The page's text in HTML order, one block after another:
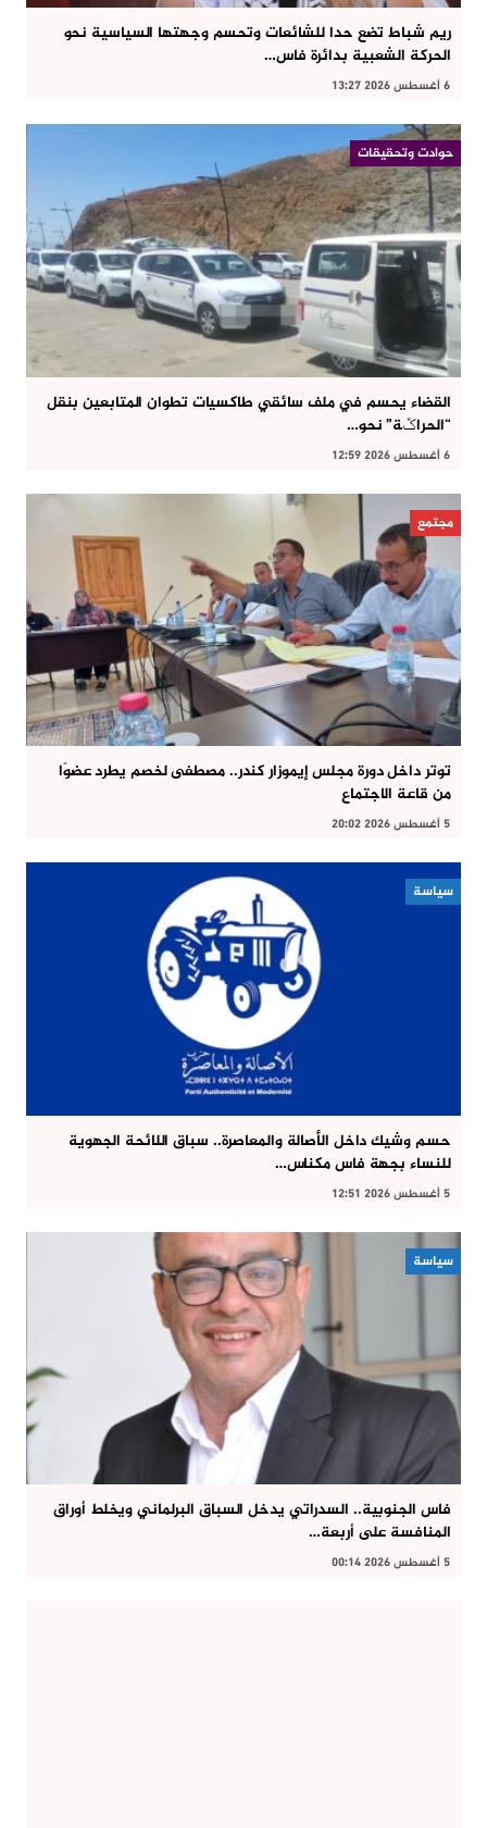
ريم شباط تضع حدا للشائعات وتحسم وجهتها السياسية نحو
الحركة الشعبية بدائرة فاس…
6 أغسطس 2026 13:27
حوادت وتحقيقات
القضاء يحسم في ملف سائقي طاكسيات تطوان المتابعين بنقل
“الحراݣة” نحو…
6 أغسطس 2026 12:59
مجتمع
توتر داخل دورة مجلس إيموزار كندر.. مصطفى لخصم يطرد عضوًا
من قاعة الاجتماع
5 أغسطس 2026 20:02
سياسة
حسم وشيك داخل الأصالة والمعاصرة.. سباق اللائحة الجهوية
للنساء بجهة فاس مكناس…
5 أغسطس 2026 12:51
سياسة
فاس الجنوبية.. السدراتي يدخل السباق البرلماني ويخلط أوراق
المنافسة على أربعة…
5 أغسطس 2026 00:14